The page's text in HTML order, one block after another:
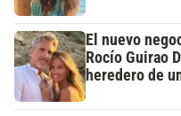
El nuevo
Rocío Guirao
heredero de